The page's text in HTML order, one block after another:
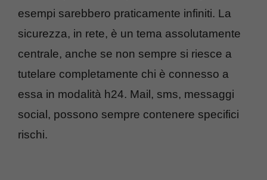
esempi sarebbero praticamente infiniti. La
sicurezza, in rete, è un tema assolutamente
centrale, anche se non sempre si riesce a
tutelare completamente chi è connesso a
essa in modalità h24. Mail, sms, messaggi
social, possono sempre contenere specifici
rischi.